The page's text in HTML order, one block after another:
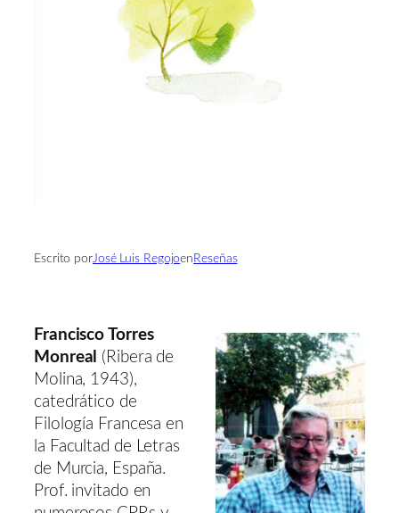
Escrito porJosé Luis Regojoen Reseñas
Francisco Torres
Monreal (Ribera de
Molina, 1943),
catedrático de
Filología Francesa en
la Facultad de Letras
de Murcia, España.
Prof. invitado en